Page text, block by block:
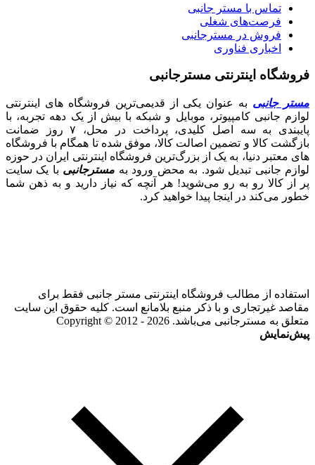
تماس با مستر جانبی
فرصت‌های شغلی
فروش در مسترجانبی
اخباری فناوری
فروشگاه اینترنتی مسترجانبی
مستر جانبی به عنوان یکی از قدیمی‌ترین فروشگاه های اینترنتی
لوازم جانبی کامپیوتر، موبایل و شبکه با بیش از یک دهه تجربه، با
پایبندی به سه اصل کلیدی، پرداخت در محل، ۷ روز ضمانت
بازگشت کالا و تضمین اصالت کالا، موفق شده تا همگام با فروشگاه‌
های معتبر دنیا، به یک از بزرگ‌ترین فروشگاه اینترنتی ایران در حوزه
لوازم جانبی تبدیل شود. به محض ورود به مسترجانبی با یک سایت
پر از کالا رو به رو می‌شوید! هر آنچه که نیاز دارید و به ذهن شما
خطور می‌کند در اینجا پیدا خواهید کرد.
استفاده از مطالب فروشگاه اینترنتی مستر جانبی فقط برای
مقاصد غیرتجاری و با ذکر منبع بلامانع است. کلیه حقوق این سایت
متعلق به مسترجانبی می‌باشد. Copyright © 2012 - 2026
پیش‌نمایش